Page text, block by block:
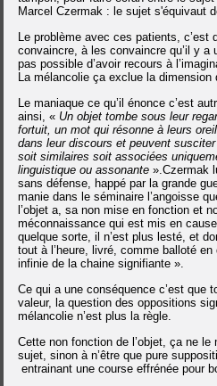
Marcel Czermak : le sujet s'équivaut
Le problème avec ces patients, c’est
convaincre, à les convaincre qu’il y a
pas possible d’avoir recours à
La mélancolie ça exclue la dimension
Le maniaque ce qu’il énonce c’est
ainsi, « Un objet tombe sous leur
fortuit, un mot qui résonne à leurs
dans leur discours et peuvent
soit similaires soit associées
linguistique ou assonante ».Czermak
sans défense, happé par la grande
manie dans le séminaire l’angoisse
l’objet a, sa non mise en fonction et
méconnaissance qui est mis en
quelque sorte, il n’est plus lesté, et
tout à l’heure, livré, comme balloté
infinie de la chaine signifiante ».
Ce qui a une conséquence c’est que
valeur, la question des oppositions
mélancolie n’est plus la règle.
Cette non fonction de l’objet, ça ne
sujet, sinon à n’être que pure
entrainant une course effrénée pour